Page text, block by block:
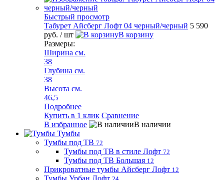
Быстрый просмотр
Табурет Айсберг Лофт 04 черный/черный 5 590
руб. / шт
В корзину
Размеры:
Ширина см.
38
Глубина см.
38
Высота см.
46,5
Подробнее
Купить в 1 клик Сравнение
В избранное
В наличии
Тумбы
Тумбы под ТВ 72
Тумбы под ТВ в стиле Лофт 72
Тумбы под ТВ Большая 12
Прикроватные тумбы Айсберг Лофт 12